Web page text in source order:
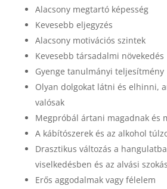
Alacsony megtartó képesség
Kevesebb eljegyzés
Alacsony motivációs szintek
Kevesebb társadalmi növekedés
Gyenge tanulmányi teljesítmény
Olyan dolgokat látni és elhinni,
valósak
Megpróbál ártani magadnak és
A kábítószerek és az alkohol
Drasztikus változás a
viselkedésben és az alvási
Erős aggodalmak vagy félelem